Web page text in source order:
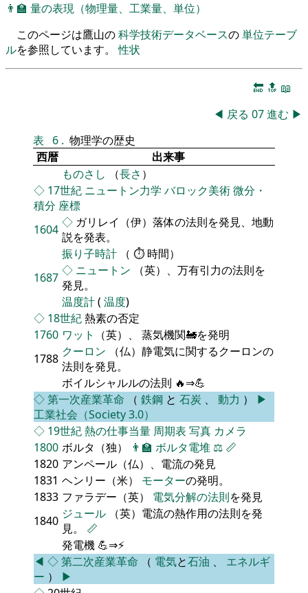
👨‍🏫 量の表現（物理量、工業量、単位）
このページは鷹山の科学技術データベースの単位テーブ
ルを参照しています。性状
🔚 🔝 📖
◀ 戻る 07進む ▶
表
6 . 物理学の歴史
西暦
出来事
ものさし （長さ ）
◇ 17世紀 ニュートン力学 バロック美術微分・
積分 座標
1604 ◇ ガリレイ（伊）落体の法則を発見、地動
説を発表。
振り子時計 （ ⏱ 時間）
1687 ◇ ニュートン （英）、万有引力の法則を
発見。
温度計( 温度)
◇ 18世紀熱素の否定
1760 ワット
（英）、 蒸気機関🚂を発明
1788 クーロン （仏）静電気に関するクーロンの
法則を発見。
ボイルシャルルの法則 🔥⇒💪
◇第一次産業革命 （ 鉄鋼 と 石炭 、 動力 ） ▶
工業社会（Society 3.0）
◇ 19世紀熱の仕事当量 周期表 写真 カメラ
1800 ボルタ（独） 👨‍🏫 ボルタ電堆 ⚖️ 📏
1820 アンペール（仏）、電流の発見
1831 ヘンリー（米） モーターの発明。
1833 ファラデー（英） 電気分解の法則を発見
1840 ジュール （英）電流の熱作用の法則を発
見。 📏
発電機 💪⇒⚡
◀ ◇第二次産業革命 （ 電気と石油 、 エネルギ
ー ） ▶